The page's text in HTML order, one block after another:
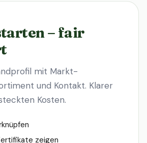
– fair
mit Markt-
und Kontakt. Klarer
Kosten.
zeigen